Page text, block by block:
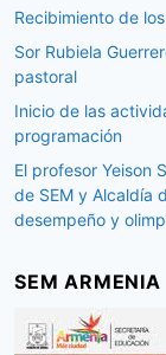
Recibimiento de
Sor Rubiela
pastoral
Inicio de las
programación
El profesor Yeison
de SEM y Alcaldía
desempeño y
SEM ARMENIA